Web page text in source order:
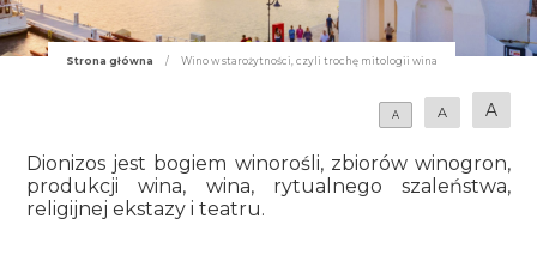
Strona główna / Wino w starożytności, czyli trochę mitologii wina
A A A
Dionizos jest bogiem winorośli, zbiorów winogron,
produkcji wina, wina, rytualnego szaleństwa,
religijnej ekstazy i teatru.